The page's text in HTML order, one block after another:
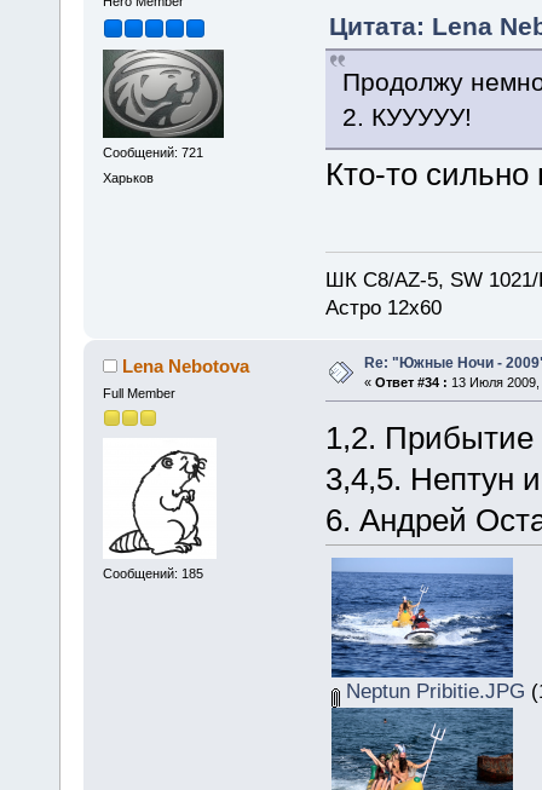
Сообщений: 721
Харьков
Цитата: Lena
Продолжу
2. КУУУУУ!
Кто-то
ШК С8/AZ-5, SW 1021/
Астро 12х60
Lena Nebotova
Full Member
Сообщений: 185
Re: "Южные Ночи -
« Ответ #34 : 13 Июля 2009,
1,2. Прибытие
3,4,5. Нептун
6. Андрей
Neptun Pribitie.JPG